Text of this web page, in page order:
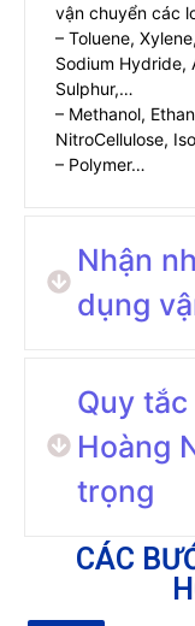
vận chuyển các
– Toluene,
Sodium Hydride,
Sulphur,…
– Methanol,
NitroCellulose,
– Polymer…
Nhận
dụng
Quy
Hoàng
trọng
CÁC